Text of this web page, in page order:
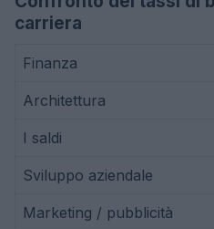
carriera
Finanza
Architettura
I saldi
Sviluppo aziendale
Marketing / pubblicità